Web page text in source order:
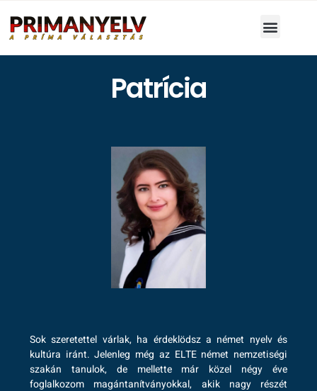
Patrícia
Sok szeretettel várlak, ha érdeklödsz a német nyelv és
kultúra iránt. Jelenleg még az ELTE német nemzetiségi
szakán tanulok, de mellette már közel négy éve
foglalkozom magántanítványokkal, akik nagy részét